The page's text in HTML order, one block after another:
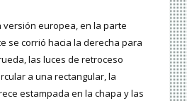
versión europea, en la parte
se corrió hacia la derecha para
las luces de retroceso
a una rectangular, la
estampada en la chapa y las